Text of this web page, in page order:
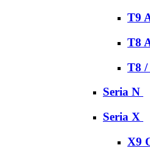
T9
T8
T8 /
Seria N
Seria X
X9